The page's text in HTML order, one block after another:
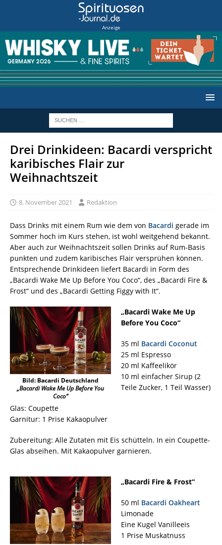
Anzeige
Drei Drinkideen: Bacardi verspricht
karibisches Flair zur
Weihnachtszeit
8. November 2021 Redaktion
Dass Drinks mit einem Rum wie dem von Bacardi gerade im
Sommer hoch im Kurs stehen, ist wohl weitgehend bekannt.
Aber auch zur Weihnachtszeit sollen Drinks auf Rum-Basis
punkten und zudem karibisches Flair versprühen können.
Entsprechende Drinkideen liefert Bacardi in Form des
„Bacardi Wake Me Up Before You Coco“, des „Bacardi Fire &
Frost“ und des „Bacardi Getting Figgy with It“.
Bild: Bacardi Deutschland
„Bacardi Wake Me Up Before You
Coco“
„Bacardi Wake Me Up
Before You Coco“
35 ml Bacardi Coconut
25 ml Espresso
20 ml Kaffeelikör
10 ml einfacher Sirup (2
Teile Zucker, 1 Teil Wasser)
Glas: Coupette
Garnitur: 1 Prise Kakaopulver
Zubereitung: Alle Zutaten mit Eis schütteln. In ein Coupette-
Glas abseihen. Mit Kakaopulver garnieren.
„Bacardi Fire & Frost“
50 ml Bacardi Oakheart
Limonade
Eine Kugel Vanilleeis
1 Prise Muskatnuss